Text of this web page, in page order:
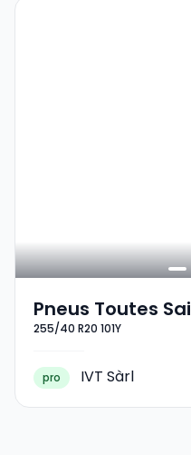
Pneus Toutes
255/40 R20 101Y
255/40 R20 101Y
pro IVT Sàrl